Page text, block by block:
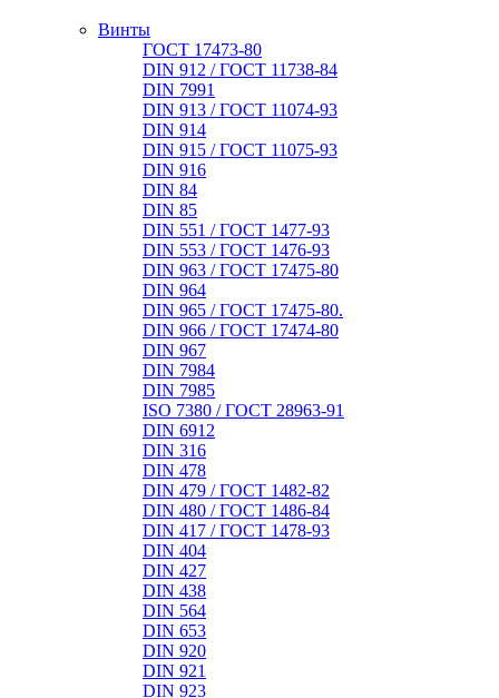
Винты
ГОСТ 17473-80
DIN 912 / ГОСТ 11738-84
DIN 7991
DIN 913 / ГОСТ 11074-93
DIN 914
DIN 915 / ГОСТ 11075-93
DIN 916
DIN 84
DIN 85
DIN 551 / ГОСТ 1477-93
DIN 553 / ГОСТ 1476-93
DIN 963 / ГОСТ 17475-80
DIN 964
DIN 965 / ГОСТ 17475-80.
DIN 966 / ГОСТ 17474-80
DIN 967
DIN 7984
DIN 7985
ISO 7380 / ГОСТ 28963-91
DIN 6912
DIN 316
DIN 478
DIN 479 / ГОСТ 1482-82
DIN 480 / ГОСТ 1486-84
DIN 417 / ГОСТ 1478-93
DIN 404
DIN 427
DIN 438
DIN 564
DIN 653
DIN 920
DIN 921
DIN 923